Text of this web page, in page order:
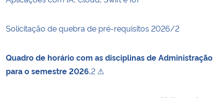
Solicitação de quebra de pré-requisitos 2026/2
Quadro de horário com as disciplinas de Administração
para o semestre 2026.2 ⚠